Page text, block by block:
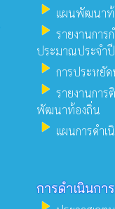
play_arrow แผนพัฒนาท้
play_arrow รายงานการ
ประมาณประจำ
play_arrow การประหยั
play_arrow รายงานการ
พัฒนาท้องถิ่น
play_arrow แผนการดำ
การดำเนินกา